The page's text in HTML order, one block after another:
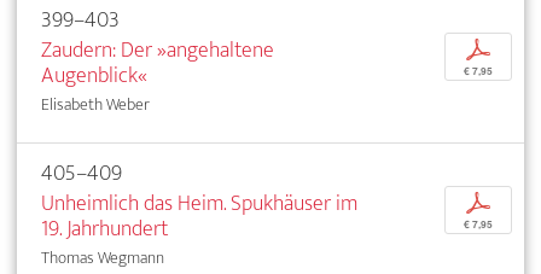
399–403
Zaudern: Der »angehaltene
Augenblick«
Elisabeth Weber
p
€ 7,95
405–409
Unheimlich das Heim. Spukhäuser im
19. Jahrhundert
Thomas Wegmann
p
€ 7,95